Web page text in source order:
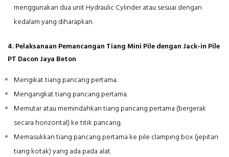
menggunakan dua unit Hydraulic Cylinder atau sesuai dengan
kedalam yang diharapkan.
4. Pelaksanaan Pemancangan Tiang Mini Pile dengan Jack-in Pile
PT Dacon Jaya Beton
Mengikat tiang pancang pertama.
Mengangkat tiang pancang pertama.
Memutar atau memindahkan tiang pancang pertama (bergerak
secara horizontal) ke titik pancang.
Memasukkan tiang pancang pertama ke pile clamping box (jepitan
tiang kotak) yang ada pada alat.